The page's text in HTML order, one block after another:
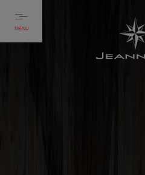
MENU